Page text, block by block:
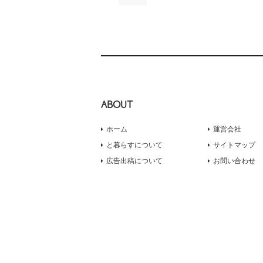
ABOUT
ホーム
と暮らすについて
広告出稿について
運営会社
サイトマップ
お問い合わせ